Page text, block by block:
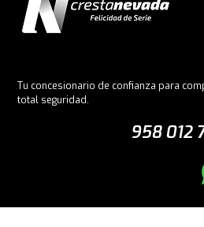
Tu concesionario de confianza para
total seguridad.
958 012